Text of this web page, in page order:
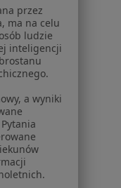
przez
ma na celu
ludzie
inteligencji
a wyniki